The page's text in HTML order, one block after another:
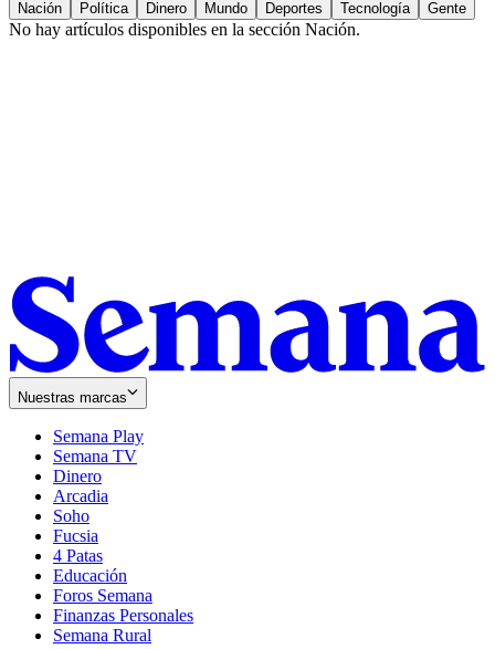
Nación Política Dinero Mundo Deportes Tecnología Gente
No hay artículos disponibles en la sección Nación.
Nuestras marcas
Semana Play
Semana TV
Dinero
Arcadia
Soho
in
new
window
Fucsia
in
new
window
4 Patas
Educación
Foros Semana
Finanzas Personales
Semana Rural